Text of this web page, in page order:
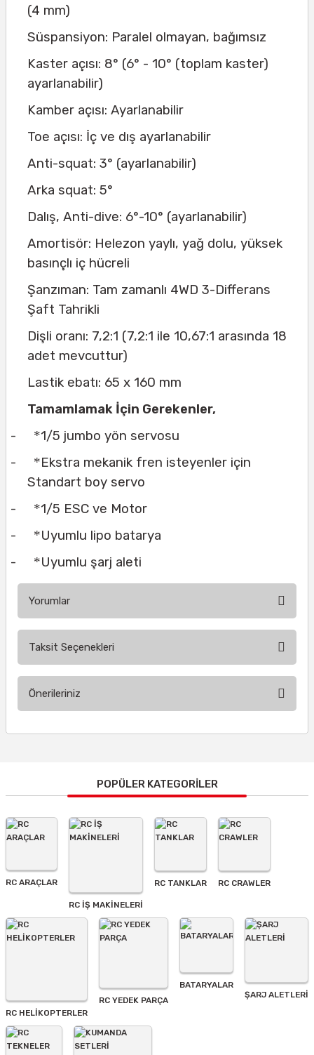
(4 mm)
Süspansiyon: Paralel olmayan, bağımsız
Kaster açısı: 8° (6° - 10° (toplam kaster)
ayarlanabilir)
Kamber açısı: Ayarlanabilir
Toe açısı: İç ve dış ayarlanabilir
Anti-squat: 3° (ayarlanabilir)
Arka squat: 5°
Dalış, Anti-dive: 6°-10° (ayarlanabilir)
Amortisör: Helezon yaylı, yağ dolu, yüksek
basınçlı iç hücreli
Şanzıman: Tam zamanlı 4WD 3-Differans
Şaft Tahrikli
Dişli oranı: 7,2:1 (7,2:1 ile 10,67:1 arasında 18
adet mevcuttur)
Lastik ebatı: 65 x 160 mm
Tamamlamak İçin Gerekenler,
- *1/5 jumbo yön servosu
- *Ekstra mekanik fren isteyenler için
Standart boy servo
- *1/5 ESC ve Motor
- *Uyumlu lipo batarya
- *Uyumlu şarj aleti
Yorumlar
Taksit Seçenekleri
Önerileriniz
Görüş ve önerileriniz için teşekkür ederiz.
Ürün resmi kalitesiz, bozuk veya görüntülenemiyor.
Ürün açıklamasında eksik bilgiler bulunuyor.
Ürün fiyatı diğer sitelerden daha pahalı.
Bu ürüne benzer farklı alternatifler olmalı.
Gönder
POPÜLER KATEGORİLER
RC ARAÇLAR
RC İŞ MAKİNELERİ
RC TANKLAR RC CRAWLER
RC HELİKOPTERLER
RC YEDEK PARÇA
BATARYALAR
ŞARJ ALETLERI